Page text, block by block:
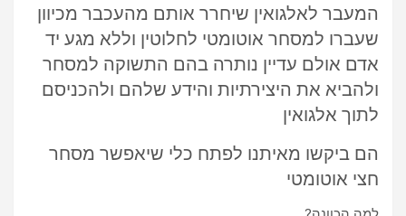
המעבר לאלגואין שיחרר אותם מהעכבר מכיוון
שעברו למסחר אוטומטי לחלוטין וללא מגע יד
אדם אולם עדיין נותרה בהם התשוקה למסחר
ולהביא את היצירתיות והידע שלהם ולהכניסם
לתוך אלגואין
הם ביקשו מאיתנו לפתח כלי שיאפשר מסחר
חצי אוטומטי